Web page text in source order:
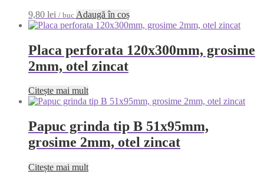
9,80 lei / buc Adaugă în coș
Placa perforata 120x300mm, grosime
2mm, otel zincat
Citește mai mult
Papuc grinda tip B 51x95mm,
grosime 2mm, otel zincat
Citește mai mult